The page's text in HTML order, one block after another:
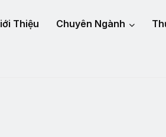
Thiệu Chuyên Ngành